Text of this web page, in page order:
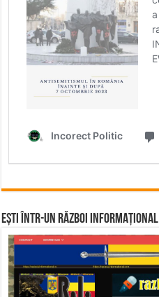
Ești într-un RĂZBOI INFORMAȚIONAL